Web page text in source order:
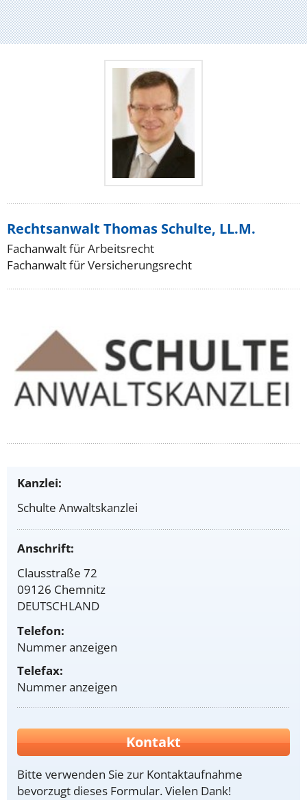
Rechtsanwalt Thomas Schulte, LL.M.
Fachanwalt für Arbeitsrecht
Fachanwalt für Versicherungsrecht
Kanzlei:
Schulte Anwaltskanzlei
Anschrift:
Clausstraße 72
09126 Chemnitz
DEUTSCHLAND
Telefon:
Nummer anzeigen
Telefax:
Nummer anzeigen
Kontakt
Bitte verwenden Sie zur Kontaktaufnahme
bevorzugt dieses Formular. Vielen Dank!